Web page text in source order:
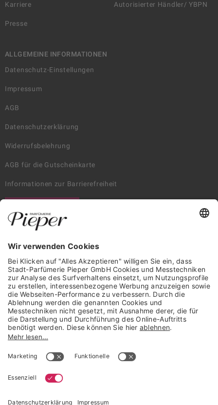
Karriere
Presse
Autorisierter Händler/ YBPN
ALLGEMEINE INFORMATIONEN
Datenschutz-Einstellungen
Impressum
AGB
Datenschutzerklärung
Widerrufsbelehrung
AGB für die Gutscheinkarte
Informationen zur Barrierefreiheit
Trusted Shops Mitglied seit 2010
* unverbindliche Preisempfehlung der Verbundgruppe beauty alliance